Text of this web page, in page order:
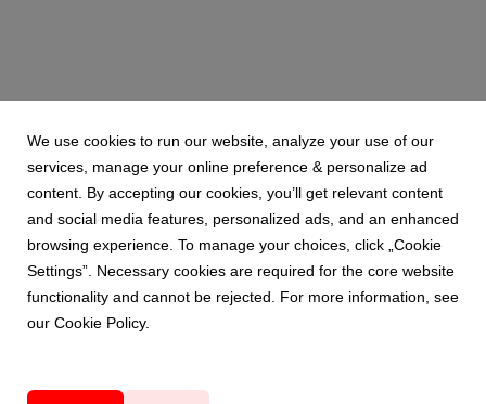
We use cookies to run our website, analyze your use of our
services, manage your online preference & personalize ad
content. By accepting our cookies, you’ll get relevant content
and social media features, personalized ads, and an enhanced
browsing experience. To manage your choices, click „Cookie
Settings”. Necessary cookies are required for the core website
functionality and cannot be rejected. For more information, see
our Cookie Policy.